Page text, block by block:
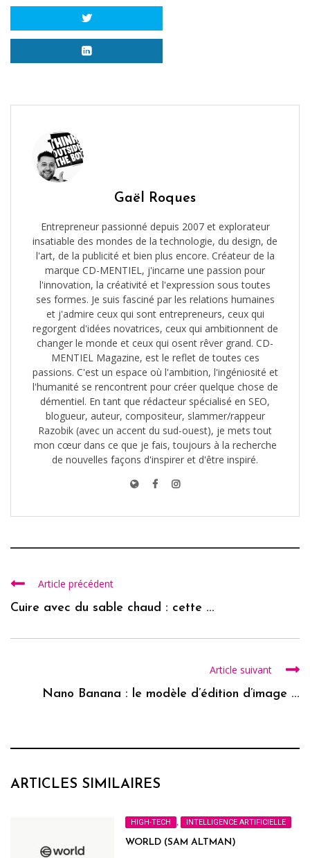
Gaël Roques
Entrepreneur passionné depuis 2007 et explorateur
insatiable des mondes de la technologie, du design, de
l'art, de la publicité et bien plus encore. Créateur de la
marque CD-MENTIEL, j'incarne une passion pour
l'innovation, la créativité et l'expression sous toutes
ses formes. Je suis fasciné par les relations humaines
et j'admire ceux qui sont entrepreneurs, ceux qui
regorgent d'idées novatrices, ceux qui ambitionnent de
changer le monde et ceux qui osent rêver grand. CD-
MENTIEL Magazine, est le reflet de toutes ces
passions. C'est un espace où l'ambition, l'ingéniosité et
l'humanité se rencontrent pour créer quelque chose de
démentiel. En tant que rédacteur spécialisé en SEO,
blogueur, auteur, compositeur, slammer/rappeur
Razobik (avec un accent du sud-ouest), je mets tout
mon cœur dans ce que je fais, toujours à la recherche
de nouvelles façons d'inspirer et d'être inspiré.
Article précédent
Cuire avec du sable chaud : cette ...
Article suivant
Nano Banana : le modèle d’édition d’image ...
ARTICLES SIMILAIRES
HIGH-TECH , INTELLIGENCE ARTIFICIELLE
WORLD (SAM ALTMAN)